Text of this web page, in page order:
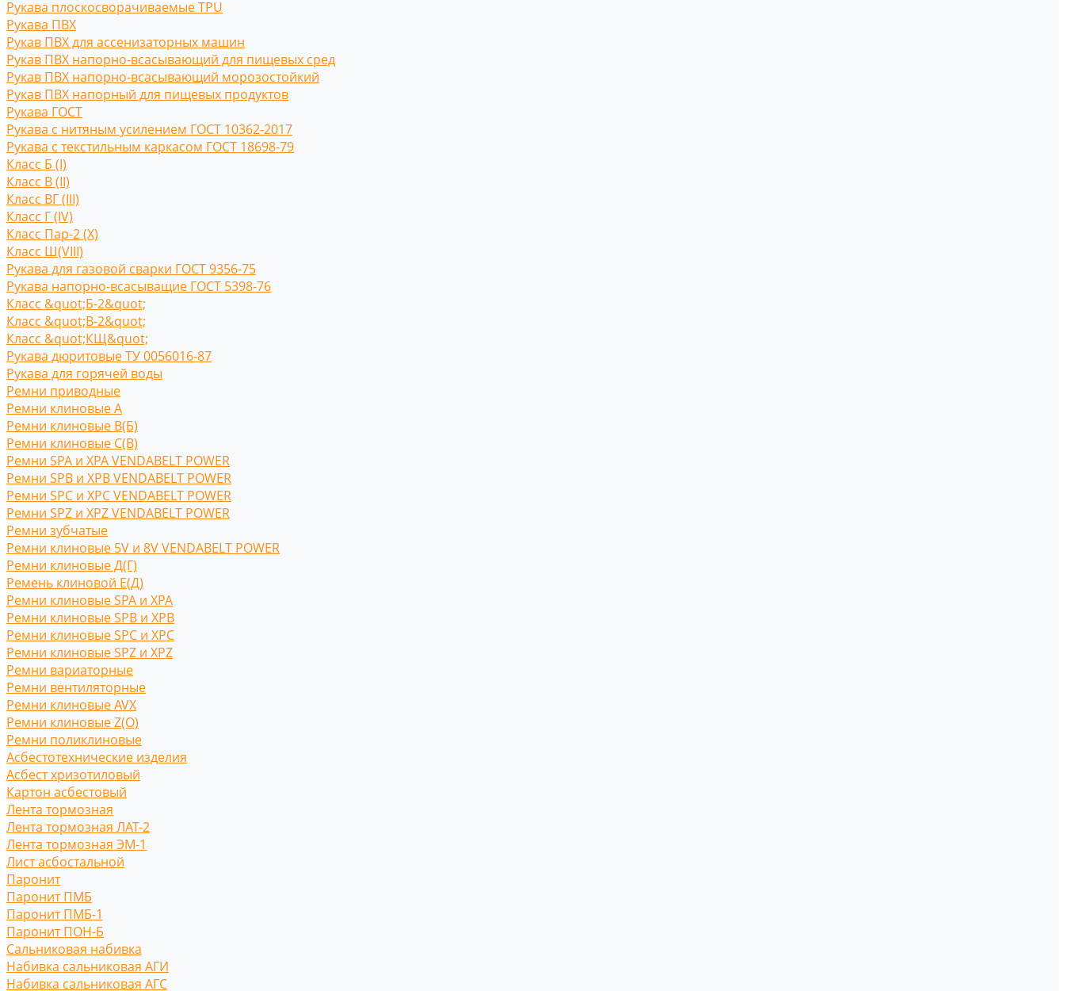
Рукава плоскосворачиваемые TPU
Рукава ПВХ
Рукав ПВХ для ассенизаторных машин
Рукав ПВХ напорно-всасывающий для пищевых сред
Рукав ПВХ напорно-всасывающий морозостойкий
Рукав ПВХ напорный для пищевых продуктов
Рукава ГОСТ
Рукава с нитяным усилением ГОСТ 10362-2017
Рукава с текстильным каркасом ГОСТ 18698-79
Класс Б (I)
Класс В (II)
Класс ВГ (III)
Класс Г (IV)
Класс Пар-2 (X)
Класс Ш(VIII)
Рукава для газовой сварки ГОСТ 9356-75
Рукава напорно-всасыващие ГОСТ 5398-76
Класс &quot;Б-2&quot;
Класс &quot;В-2&quot;
Класс &quot;КЩ&quot;
Рукава дюритовые ТУ 0056016-87
Рукава для горячей воды
Ремни приводные
Ремни клиновые A
Ремни клиновые В(Б)
Ремни клиновые С(B)
Ремни SPA и XPA VENDABELT POWER
Ремни SPB и XPB VENDABELT POWER
Ремни SPC и XPC VENDABELT POWER
Ремни SPZ и XPZ VENDABELT POWER
Ремни зубчатые
Ремни клиновые 5V и 8V VENDABELT POWER
Ремни клиновые Д(Г)
Ремень клиновой Е(Д)
Ремни клиновые SPA и XPA
Ремни клиновые SPB и XPB
Ремни клиновые SPC и XPC
Ремни клиновые SPZ и XPZ
Ремни вариаторные
Ремни вентиляторные
Ремни клиновые AVX
Ремни клиновые Z(O)
Ремни поликлиновые
Асбестотехнические изделия
Асбест хризотиловый
Картон асбестовый
Лента тормозная
Лента тормозная ЛАТ-2
Лента тормозная ЭМ-1
Лист асбостальной
Паронит
Паронит ПМБ
Паронит ПМБ-1
Паронит ПОН-Б
Сальниковая набивка
Набивка сальниковая АГИ
Набивка сальниковая АГС